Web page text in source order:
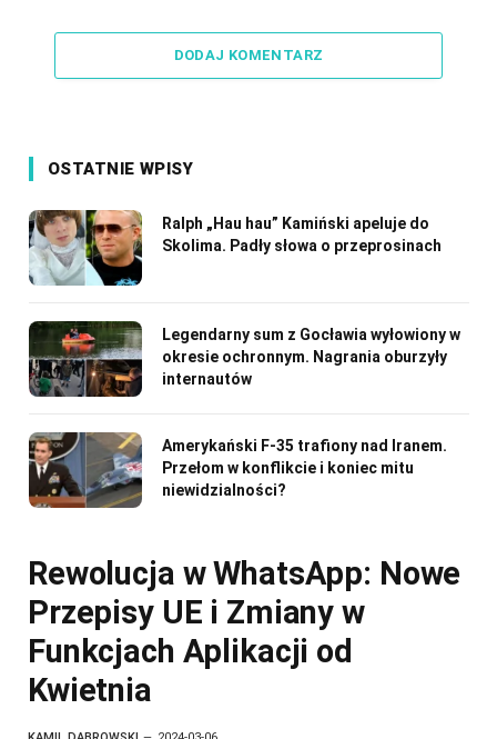
DODAJ KOMENTARZ
OSTATNIE WPISY
Ralph „Hau hau” Kamiński apeluje do
Skolima. Padły słowa o przeprosinach
Legendarny sum z Gocławia wyłowiony w
okresie ochronnym. Nagrania oburzyły
internautów
Amerykański F-35 trafiony nad Iranem.
Przełom w konflikcie i koniec mitu
niewidzialności?
Rewolucja w WhatsApp: Nowe
Przepisy UE i Zmiany w
Funkcjach Aplikacji od
Kwietnia